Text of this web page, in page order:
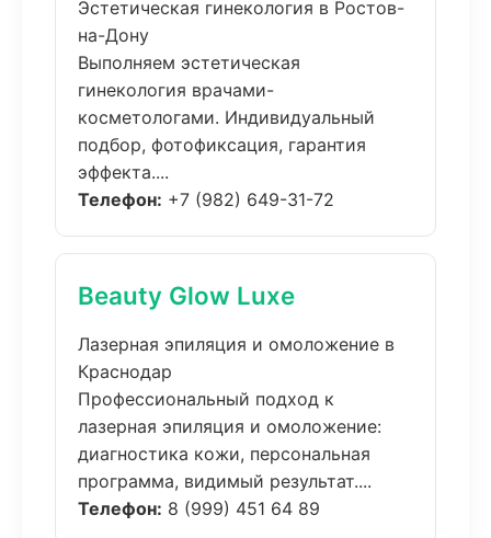
Эстетическая гинекология в Ростов-
на-Дону
Выполняем эстетическая
гинекология врачами-
косметологами. Индивидуальный
подбор, фотофиксация, гарантия
эффекта....
Телефон: +7 (982) 649-31-72
Beauty Glow Luxe
Лазерная эпиляция и омоложение в
Краснодар
Профессиональный подход к
лазерная эпиляция и омоложение:
диагностика кожи, персональная
программа, видимый результат....
Телефон: 8 (999) 451 64 89